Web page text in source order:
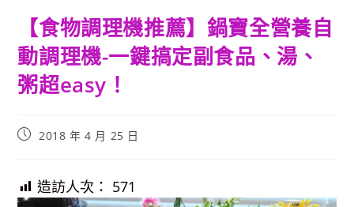
【食物調理機推薦】鍋寶全營養自
動調理機-一鍵搞定副食品、湯、
粥超easy！
Post2018 年 4 月 25 日
造訪人次： 571